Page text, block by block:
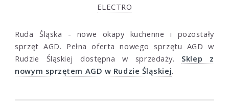
ELECTRO
Ruda Śląska - nowe okapy kuchenne i pozostały
sprzęt AGD. Pełna oferta nowego sprzętu AGD w
Rudzie Śląskiej dostępna w sprzedaży. Sklep z
nowym sprzętem AGD w Rudzie Śląskiej.